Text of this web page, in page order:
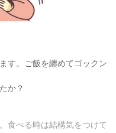
す。ご飯を纏めてゴックン
か？
食べる時は結構気をつけて